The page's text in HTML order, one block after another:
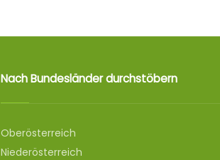
Nach Bundesländer durchstöbern
Oberösterreich
Niederösterreich